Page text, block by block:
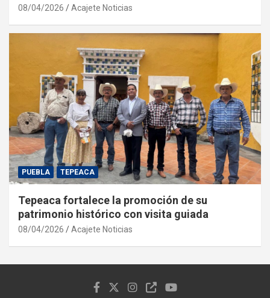
08/04/2026 Acajete Noticias
PUEBLA TEPEACA
Tepeaca fortalece la promoción de su
patrimonio histórico con visita guiada
08/04/2026 Acajete Noticias